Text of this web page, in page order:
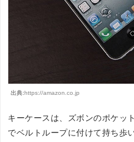
出典:https://amazon.co.jp
キーケースは、ズボンのポケッ
でベルトループに付けて持ち歩